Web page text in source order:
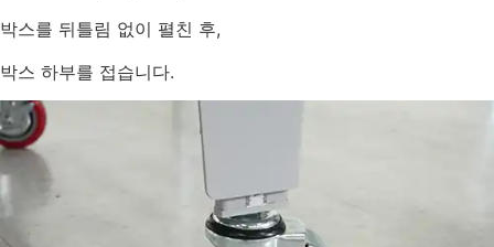
박스를 뒤틀림 없이 펼친 후,
박스 하부를 접습니다.